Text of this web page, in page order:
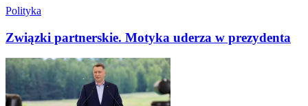
Polityka
Związki partnerskie. Motyka uderza w prezydenta